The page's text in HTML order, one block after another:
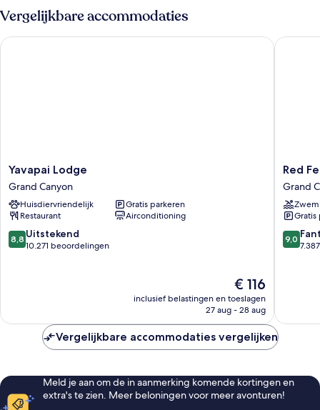
Vergelijkbare accommodaties
Yavapai
Lodge
Grand
Canyon
Yavapai Lodge
Grand Canyon
Huisdiervriendelijk
Gratis parkeren
Restaurant
Airconditioning
8.8
van
8,8 Uitstekend
10.271 beoordelingen
De
prijs
is
€ 116
inclusief belastingen en toeslagen
27 aug - 28 aug
Yavapai Lodge
Red
Feather
Lodge
Grand
Canyon
Red
Grand
Gratis
9.0
van
9,0
Red
Vergelijkbare accommodaties vergelijken
Meld je aan om de in aanmerking komende kortingen en
extra's te zien. Meer beloningen voor meer avonturen!